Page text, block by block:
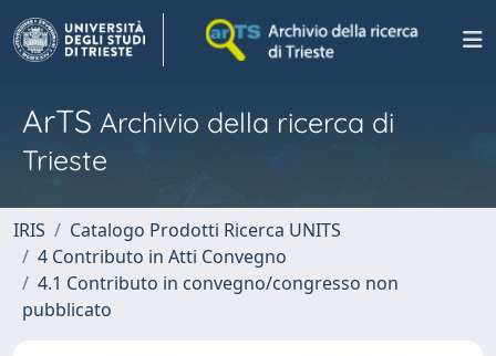
ArTS Archivio della ricerca di
Trieste
IRIS
Catalogo Prodotti Ricerca UNITS
4 Contributo in Atti Convegno
4.1 Contributo in convegno/congresso non
pubblicato